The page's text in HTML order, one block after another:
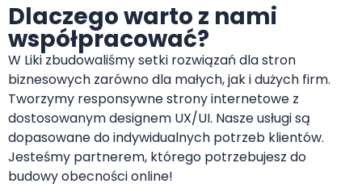
Dlaczego warto z nami
współpracować?
W Liki zbudowaliśmy setki rozwiązań dla stron
biznesowych zarówno dla małych, jak i dużych firm.
Tworzymy responsywne strony internetowe z
dostosowanym designem UX/UI. Nasze usługi są
dopasowane do indywidualnych potrzeb klientów.
Jesteśmy partnerem, którego potrzebujesz do
budowy obecności online!